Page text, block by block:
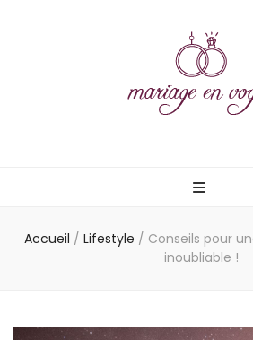
Accueil / Lifestyle / Conseils pour
inoubliable !